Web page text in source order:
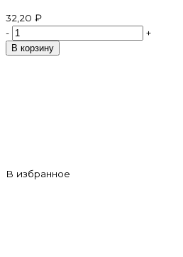
32,20 ₽
-
+
В корзину
В избранное